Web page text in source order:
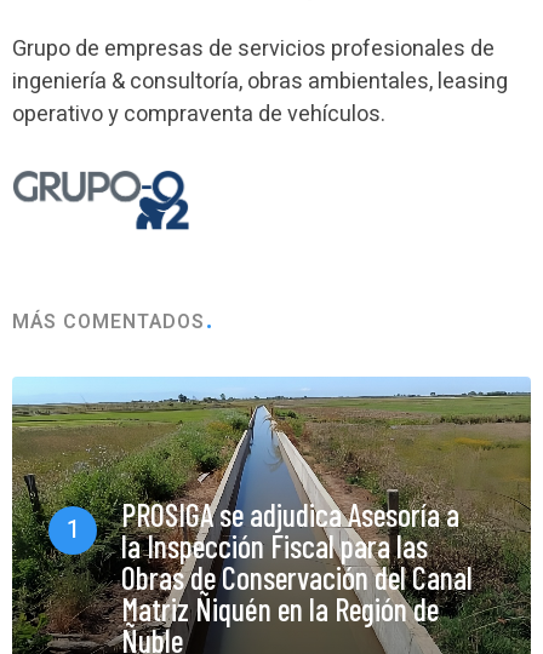
Grupo de empresas de servicios profesionales de
ingeniería & consultoría, obras ambientales, leasing
operativo y compraventa de vehículos.
MÁS COMENTADOS
1
PROSIGA se adjudica Asesoría a
la Inspección Fiscal para las
Obras de Conservación del Canal
Matriz Ñiquén en la Región de
Ñuble